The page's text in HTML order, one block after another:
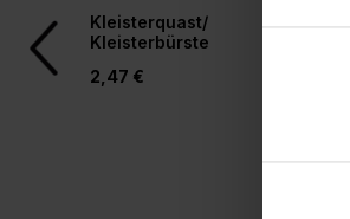
Produktgalerie überspringen
Kleisterquast/
Kleisterbürste
2,47 €